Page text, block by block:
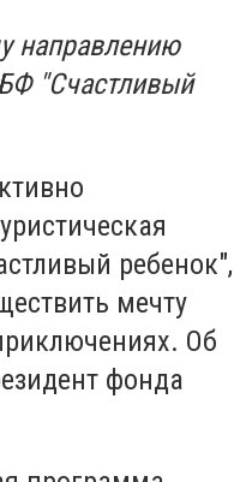
направлению
"Счастливый
ребенок",
мечту
Об
фонда